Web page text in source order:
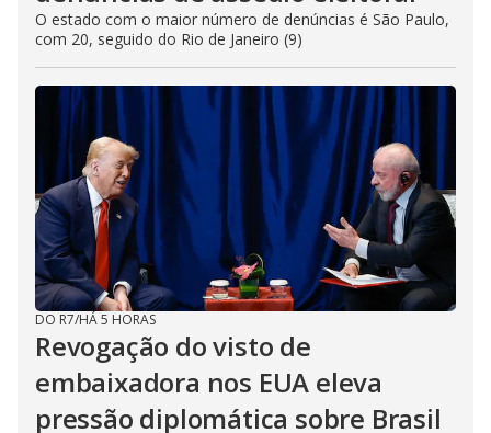
O estado com o maior número de denúncias é São Paulo,
com 20, seguido do Rio de Janeiro (9)
DO R7/HÁ 5 HORAS
Revogação do visto de
embaixadora nos EUA eleva
pressão diplomática sobre Brasil